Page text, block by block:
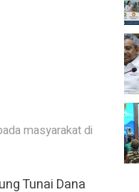
masyarakat di
Tunai Dana